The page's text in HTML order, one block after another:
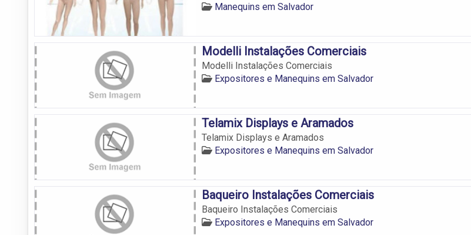
Manequins em Salvador
Modelli Instalações Comerciais
Modelli Instalações Comerciais
Expositores e Manequins em Salvador
Telamix Displays e Aramados
Telamix Displays e Aramados
Expositores e Manequins em Salvador
Baqueiro Instalações Comerciais
Baqueiro Instalações Comerciais
Expositores e Manequins em Salvador